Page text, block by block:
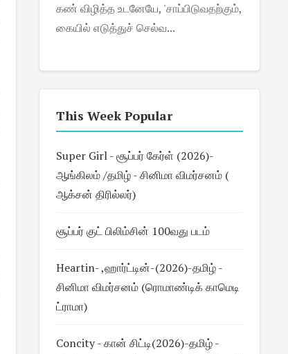
கண் விழித்த உடனேயே, 'சாப்பிடுவதற்கும்,
கையில் எடுத்துச் செல்வ...
This Week Popular
Super Girl - சூப்பர் கேர்ள் (2026)-
ஆங்கிலம் /தமிழ் - சினிமா விமர்சனம் (
ஆக்சன் திரில்லர்)
சூப்பர் குட் பிலிம்சின் 100வது படம்
Heartin- ,ஹார்ட்டின்-(2026)-தமிழ் -
சினிமா விமர்சனம் (ரொமாண்டிக் காமெடி
ட்ராமா)
Concity - கான் சிட்டி(2026)-தமிழ் -